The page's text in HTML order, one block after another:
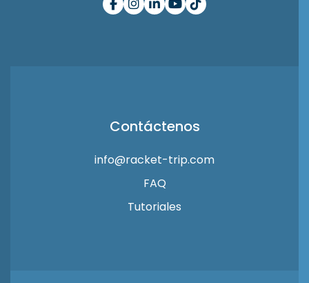
Contáctenos
info@racket-trip.com
FAQ
Tutoriales